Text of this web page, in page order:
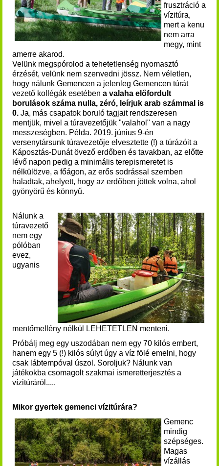
frusztráció a
vízitúra,
mert a kenu
nem arra
megy, mint
amerre akarod.
Velünk megspórolod a tehetetlenség nyomasztó
érzését, velünk nem szenvedni jössz. Nem véletlen,
hogy nálunk Gemencen a jelenleg Gemencen túrát
vezető kollégák esetében a valaha előfordult
borulások száma nulla, zéró, leírjuk arab számmal is
0. Ja, más csapatok boruló tagjait rendszeresen
mentjük, mivel a túravezetőjük "valahol" van a nagy
messzeségben. Példa. 2019. június 9-én
versenytársunk túravezetője elvesztette (!) a túrázóit a
Káposztás-Dunát övező erdőben és tavakban, az előtte
lévő napon pedig a minimális terepismeretet is
nélkülözve, a főágon, az erős sodrással szemben
haladtak, ahelyett, hogy az erdőben jöttek volna, ahol
gyönyörű és könnyű.
Nálunk a
túravezető
nem egy
pólóban
evez,
ugyanis
mentőmellény nélkül LEHETETLEN menteni.
Próbálj meg egy uszodában nem egy 70 kilós embert,
hanem egy 5 (!) kilós súlyt úgy a víz fölé emelni, hogy
csak lábtempóval úszol. Soroljuk? Nálunk van
játékokba csomagolt szakmai ismeretterjesztés a
vízitúráról.....
Mikor gyertek gemenci vízitúrára?
Gemenc
mindig
szépséges.
Magas
vízállás